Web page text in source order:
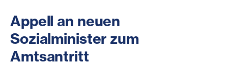
Appell an neuen
Sozialminister zum
Amtsantritt